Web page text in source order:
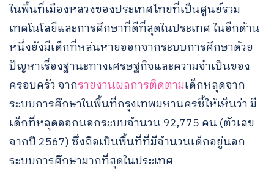
ในพื้นที่เมืองหลวงของประเทศไทยที่เป็นศูนย์รวม
เทคโนโลยีและการศึกษาที่ดีที่สุดในประเทศ ในอีกด้าน
หนึ่งยังมีเด็กที่หล่นหายออกจากระบบการศึกษาด้วย
ปัญหาเรื่องฐานะทางเศรษฐกิจและความจำเป็นของ
ครอบครัว จากรายงานผลการติดตามเด็กหลุดจาก
ระบบการศึกษาในพื้นที่กรุงเทพมหานครชี้ให้เห็นว่า มี
เด็กที่หลุดออกนอกระบบจำนวน 92,775 คน (ตัวเลข
จากปี 2567) ซึ่งถือเป็นพื้นที่ที่มีจำนวนเด็กอยู่นอก
ระบบการศึกษามากที่สุดในประเทศ